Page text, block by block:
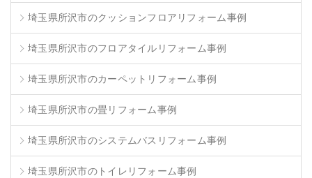
埼玉県所沢市のクッションフロアリフォーム事例
埼玉県所沢市のフロアタイルリフォーム事例
埼玉県所沢市のカーペットリフォーム事例
埼玉県所沢市の畳リフォーム事例
埼玉県所沢市のシステムバスリフォーム事例
埼玉県所沢市のトイレリフォーム事例